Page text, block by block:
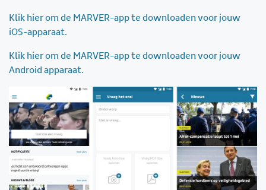
Klik hier om de MARVER-app te downloaden voor jouw
iOS-apparaat.
Klik hier om de MARVER-app te downloaden voor jouw
Android apparaat.